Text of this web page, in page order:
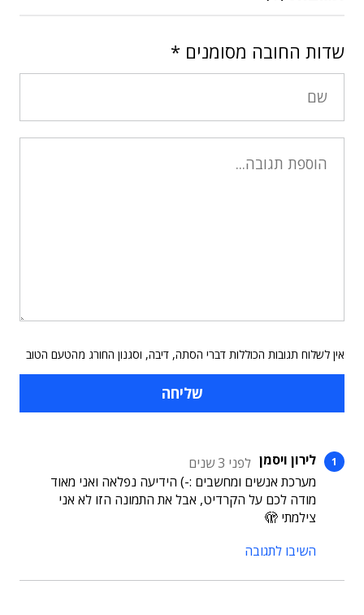
שדות החובה מסומנים *
אין לשלוח תגובות הכוללות דברי הסתה, דיבה, וסגנון החורג מהטעם הטוב
לירון ויסמן לפני 3 שנים
מערכת אנשים ומחשבים :-) הידיעה נפלאה ואני מאוד
מודה לכם על הקרדיט, אבל את התמונה הזו לא אני
צילמתי 🫣
השיבו לתגובה